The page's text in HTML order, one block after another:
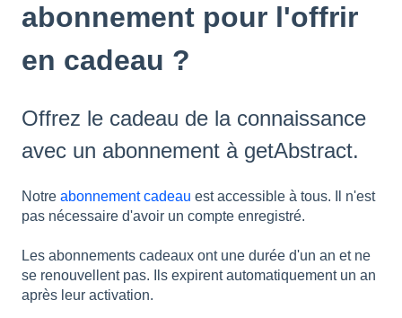
abonnement pour l'offrir
en cadeau ?
Offrez le cadeau de la connaissance
avec un abonnement à getAbstract.
Notre abonnement cadeau est accessible à tous. Il n'est
pas nécessaire d'avoir un compte enregistré.
Les abonnements cadeaux ont une durée d'un an et ne
se renouvellent pas. Ils expirent automatiquement un an
après leur activation.